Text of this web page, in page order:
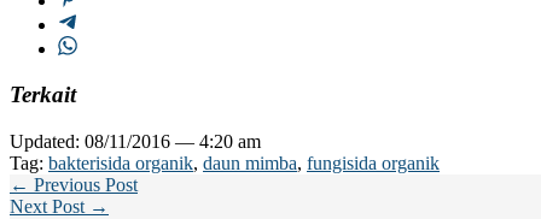
Terkait
Updated: 08/11/2016 — 4:20 am
Tag: bakterisida organik, daun mimba, fungisida organik
← Previous Post
Next Post →